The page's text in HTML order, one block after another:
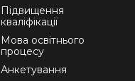
Підвищення
кваліфікації
Мова освітнього
процесу
Анкетування